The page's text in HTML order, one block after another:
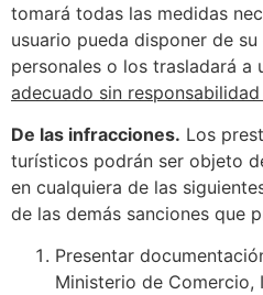
tomará todas las medidas
usuario pueda disponer de
personales o los trasladará a
adecuado sin
De las infracciones. Los
turísticos podrán ser objeto
en cualquiera de las
de las demás sanciones que
Presentar
Ministerio de Comercio,